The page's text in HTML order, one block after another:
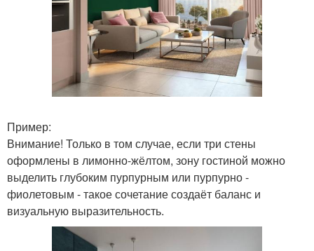
Пример:
Внимание! Только в том случае, если три стены
оформлены в лимонно-жёлтом, зону гостиной можно
выделить глубоким пурпурным или пурпурно -
фиолетовым - такое сочетание создаёт баланс и
визуальную выразительность.